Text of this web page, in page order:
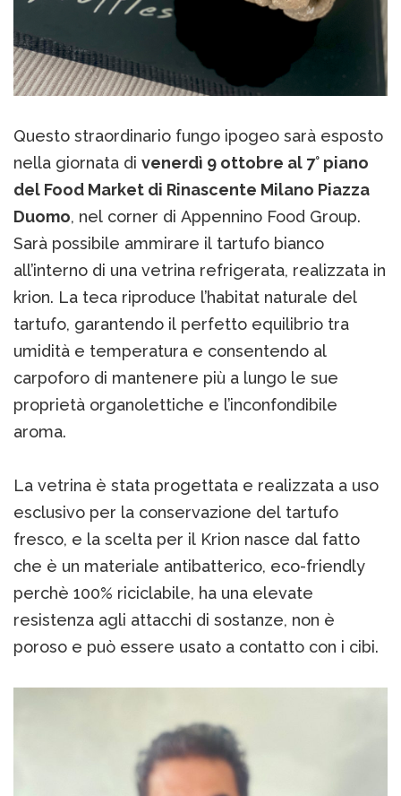
Questo straordinario fungo ipogeo sarà esposto
nella giornata di venerdì 9 ottobre al 7° piano
del Food Market di Rinascente Milano Piazza
Duomo, nel corner di Appennino Food Group.
Sarà possibile ammirare il tartufo bianco
all’interno di una vetrina refrigerata, realizzata in
krion. La teca riproduce l’habitat naturale del
tartufo, garantendo il perfetto equilibrio tra
umidità e temperatura e consentendo al
carpoforo di mantenere più a lungo le sue
proprietà organolettiche e l’inconfondibile
aroma.
La vetrina è stata progettata e realizzata a uso
esclusivo per la conservazione del tartufo
fresco, e la scelta per il Krion nasce dal fatto
che è un materiale antibatterico, eco-friendly
perchè 100% riciclabile, ha una elevate
resistenza agli attacchi di sostanze, non è
poroso e può essere usato a contatto con i cibi.